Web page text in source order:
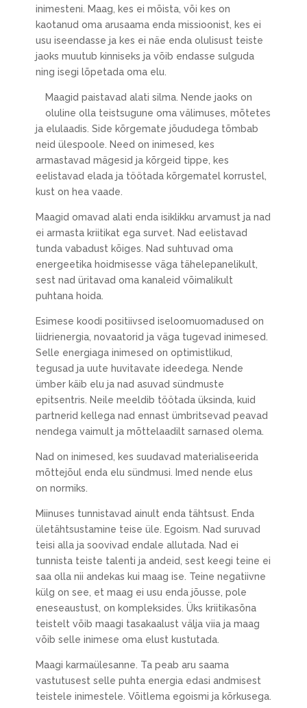
inimesteni. Maag, kes ei mõista, või kes on
kaotanud oma arusaama enda missioonist, kes ei
usu iseendasse ja kes ei näe enda olulisust teiste
jaoks muutub kinniseks ja võib endasse sulguda
ning isegi lõpetada oma elu.
Maagid paistavad alati silma. Nende jaoks on
oluline olla teistsugune oma välimuses, mõtetes
ja elulaadis. Side kõrgemate jõududega tõmbab
neid ülespoole. Need on inimesed, kes
armastavad mägesid ja kõrgeid tippe, kes
eelistavad elada ja töötada kõrgematel korrustel,
kust on hea vaade.
Maagid omavad alati enda isiklikku arvamust ja nad
ei armasta kriitikat ega survet. Nad eelistavad
tunda vabadust kõiges. Nad suhtuvad oma
energeetika hoidmisesse väga tähelepanelikult,
sest nad üritavad oma kanaleid võimalikult
puhtana hoida.
Esimese koodi positiivsed iseloomuomadused on
liidrienergia, novaatorid ja väga tugevad inimesed.
Selle energiaga inimesed on optimistlikud,
tegusad ja uute huvitavate ideedega. Nende
ümber käib elu ja nad asuvad sündmuste
epitsentris. Neile meeldib töötada üksinda, kuid
partnerid kellega nad ennast ümbritsevad peavad
nendega vaimult ja mõttelaadilt sarnased olema.
Nad on inimesed, kes suudavad materialiseerida
mõttejõul enda elu sündmusi. Imed nende elus
on normiks.
Miinuses tunnistavad ainult enda tähtsust. Enda
ületähtsustamine teise üle. Egoism. Nad suruvad
teisi alla ja soovivad endale allutada. Nad ei
tunnista teiste talenti ja andeid, sest keegi teine ei
saa olla nii andekas kui maag ise. Teine negatiivne
külg on see, et maag ei usu enda jõusse, pole
eneseaustust, on kompleksides. Üks kriitikasõna
teistelt võib maagi tasakaalust välja viia ja maag
võib selle inimese oma elust kustutada.
Maagi karmaülesanne. Ta peab aru saama
vastutusest selle puhta energia edasi andmisest
teistele inimestele. Võitlema egoismi ja kõrkusega.